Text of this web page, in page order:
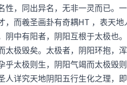
，同出异名，无非一灵而已。
而羲圣画卦有奇耦HT ，表天
中有阳者，阴阳互根于太极也
极毁矣。太极者，阴阳环抱，
太极则生，阴阳气竭而太极毁
详究天地阴阳五行生化之理，